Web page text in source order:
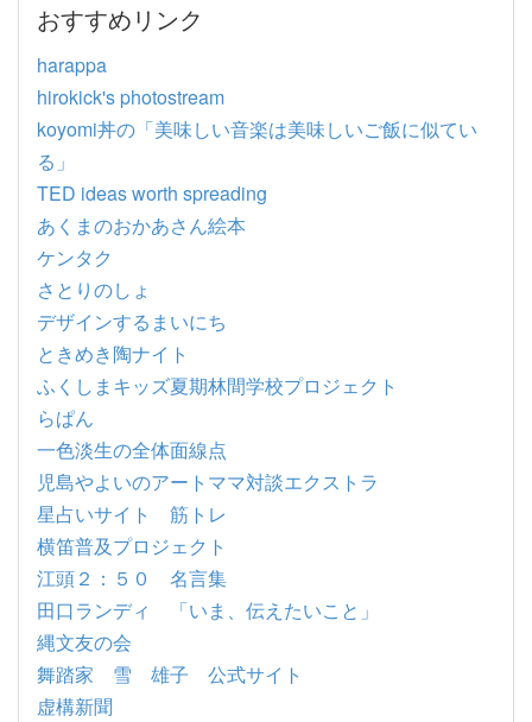
おすすめリンク
harappa
hirokick's photostream
koyomi丼の「美味しい音楽は美味しいご飯に似てい
る」
TED ideas worth spreading
あくまのおかあさん絵本
ケンタク
さとりのしょ
デザインするまいにち
ときめき陶ナイト
ふくしまキッズ夏期林間学校プロジェクト
らぱん
一色淡生の全体面線点
児島やよいのアートママ対談エクストラ
星占いサイト 筋トレ
横笛普及プロジェクト
江頭２：５０ 名言集
田口ランディ 「いま、伝えたいこと」
縄文友の会
舞踏家 雪 雄子 公式サイト
虚構新聞